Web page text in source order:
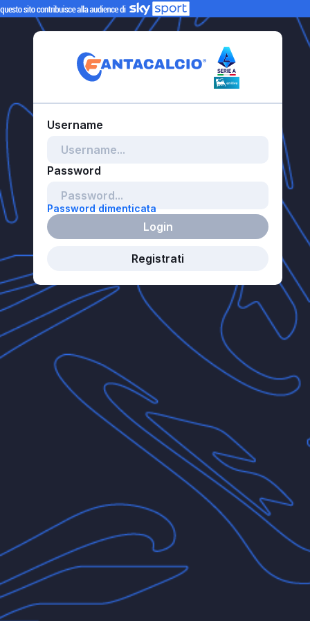
Password dimenticata
Login
Registrati